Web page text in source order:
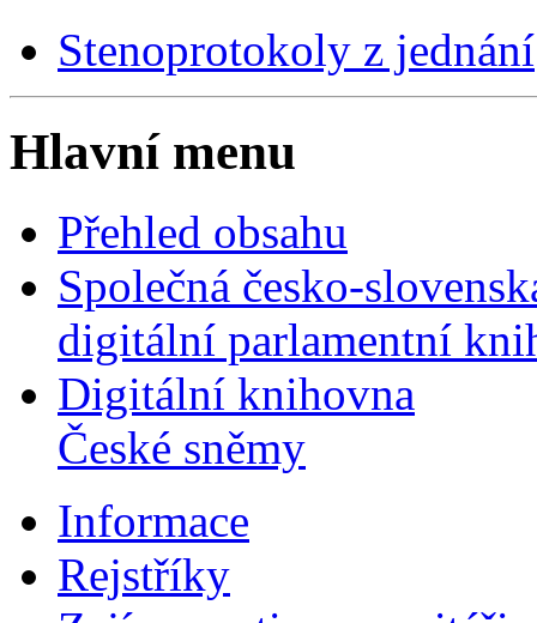
Stenoprotokoly z jednání
Hlavní menu
Přehled obsahu
Společná česko-
digitální parlamentní
Digitální knihovna
České sněmy
Informace
Rejstříky